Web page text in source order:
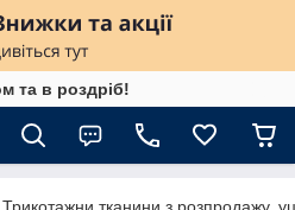
та в роздріб!